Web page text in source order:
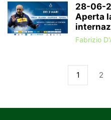
28-06-
Aperta
Fabrizio
1 2